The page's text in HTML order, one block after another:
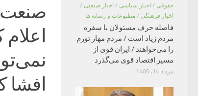
افشا
حقوقی / اخبار سیاسی / اخبار صنعتی /
اخبار فرهنگی / مطبوعات و رسانه ها
فاصله حرف مسئولان با سفره
مردم زیاد است / مردم مهار تورم
را می‌خواهند / ایران قوی از
مسیر اقتصاد قوی می‌گذرد
مرداد 14, 1405